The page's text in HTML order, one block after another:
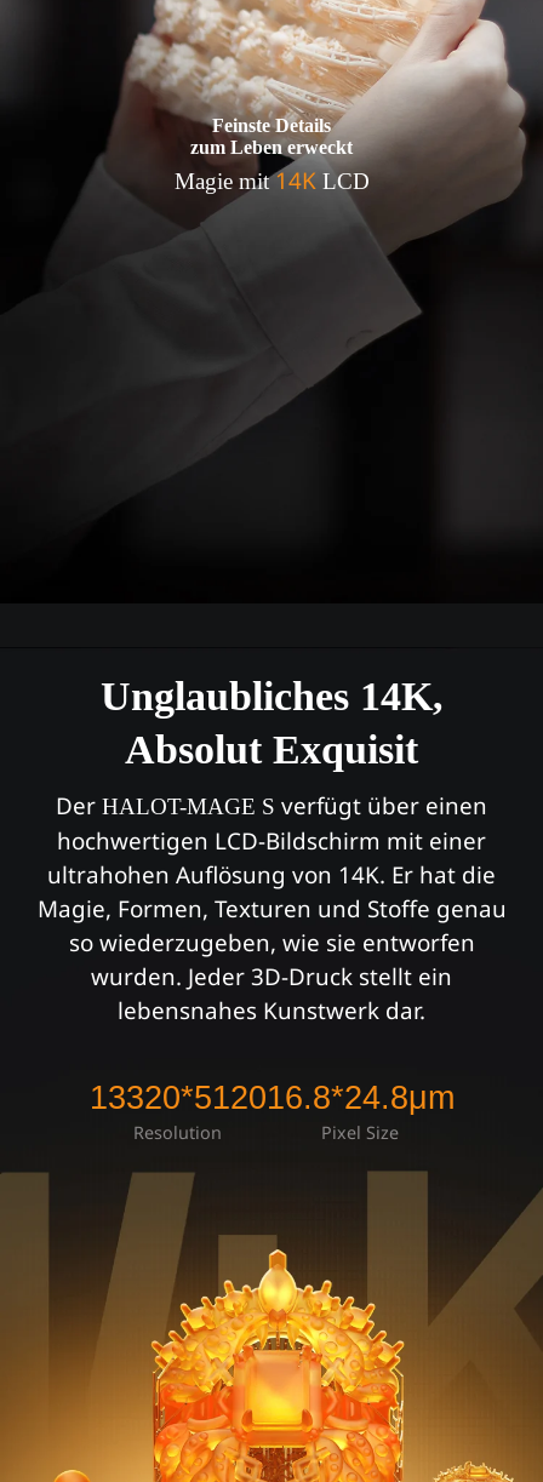
Feinste Details
zum Leben erweckt
Magie mit14KLCD
Unglaubliches 14K,
Absolut Exquisit
Der HALOT-MAGE S verfügt über einen
hochwertigen LCD-Bildschirm mit einer
ultrahohen Auflösung von 14K. Er hat die
Magie, Formen, Texturen und Stoffe genau
so wiederzugeben, wie sie entworfen
wurden. Jeder 3D-Druck stellt ein
lebensnahes Kunstwerk dar.
13320*5120
Resolution
16.8*24.8μm
Pixel Size